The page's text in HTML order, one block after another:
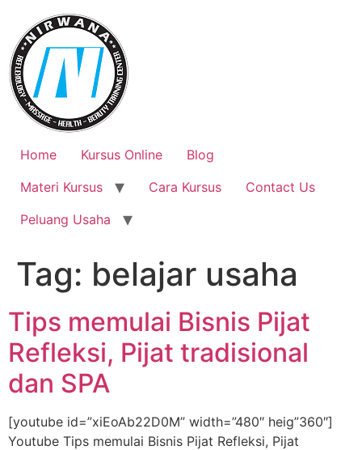
content
Home Kursus Online
Blog
Materi Kursus
Cara Kursus
Contact Us
Peluang Usaha
Tag: belajar usaha
Tips memulai Bisnis Pijat
Refleksi, Pijat tradisional
dan SPA
[youtube id=”xiEoAb22D0M” width=”480″ heig”360″]
Youtube Tips memulai Bisnis Pijat Refleksi, Pijat